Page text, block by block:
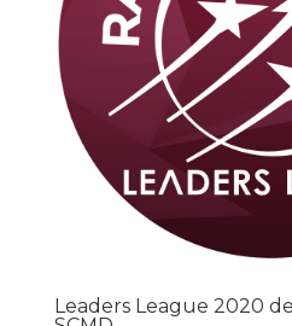
Leaders League 2020